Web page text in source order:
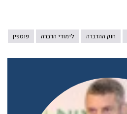
חוק ההדברה לימודי הדברה פוספין